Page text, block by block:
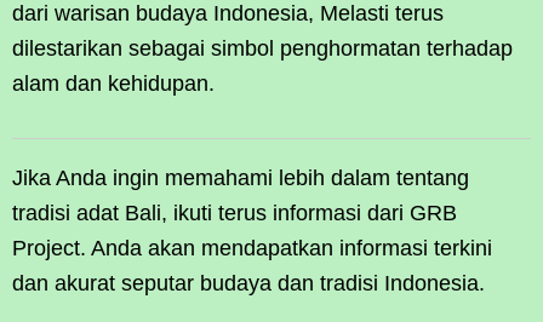
dari warisan budaya Indonesia, Melasti terus
dilestarikan sebagai simbol penghormatan terhadap
alam dan kehidupan.
Jika Anda ingin memahami lebih dalam tentang
tradisi adat Bali, ikuti terus informasi dari GRB
Project. Anda akan mendapatkan informasi terkini
dan akurat seputar budaya dan tradisi Indonesia.